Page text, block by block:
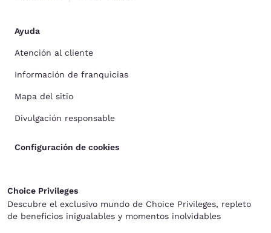
Ayuda
Atención al cliente
Información de franquicias
Mapa del sitio
Divulgación responsable
Configuración de cookies
Choice Privileges
Descubre el exclusivo mundo de Choice Privileges, repleto
de beneficios inigualables y momentos inolvidables